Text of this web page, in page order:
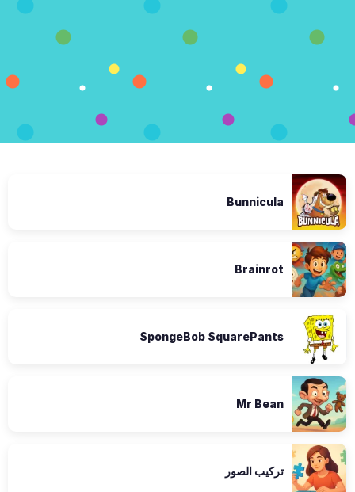
Bunnicula
Brainrot
SpongeBob SquarePants
Mr Bean
تركيب الصور